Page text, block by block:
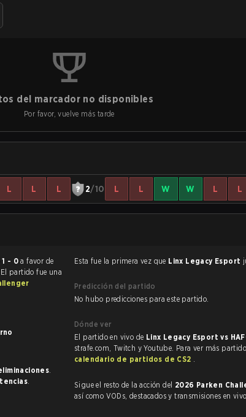
del marcador no disponibles
Por favor, vuelve más tarde
L L L 2/10 L L W W L L
1 - 0 a favor de
partido fue una
.
.
Esta fue la primera vez que Linx Legacy Esport
Predicción del partido
No hubo predicciones para este partido.
Dónde ver
El partido en vivo de Linx Legacy Esport vs
strafe.com, Twitch y Youtube. Para ver más
calendario de partidos de CS2 .
Sigue el resto de la acción del 2026 Parken
así como VODs, destacados y transmisiones en